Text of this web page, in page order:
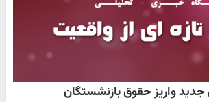
واریز حقوق بازنشستگان